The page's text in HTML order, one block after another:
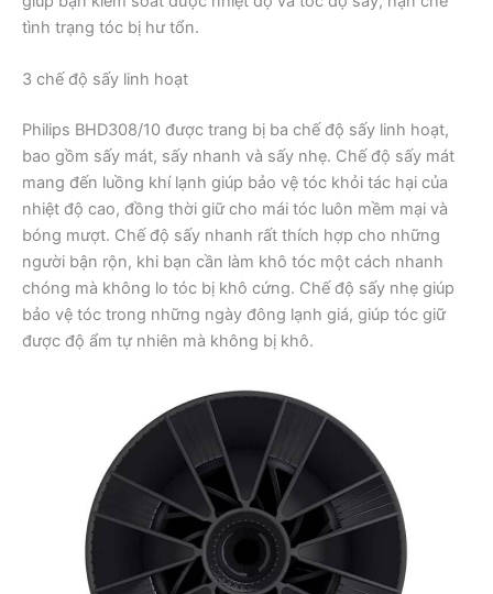
tình trạng tóc bị hư tổn.
3 chế độ sấy linh hoạt
Philips BHD308/10 được trang bị ba chế độ sấy linh hoạt,
bao gồm sấy mát, sấy nhanh và sấy nhẹ. Chế độ sấy mát
mang đến luồng khí lạnh giúp bảo vệ tóc khỏi tác hại của
nhiệt độ cao, đồng thời giữ cho mái tóc luôn mềm mại và
bóng mượt. Chế độ sấy nhanh rất thích hợp cho những
người bận rộn, khi bạn cần làm khô tóc một cách nhanh
chóng mà không lo tóc bị khô cứng. Chế độ sấy nhẹ giúp
bảo vệ tóc trong những ngày đông lạnh giá, giúp tóc giữ
được độ ẩm tự nhiên mà không bị khô.